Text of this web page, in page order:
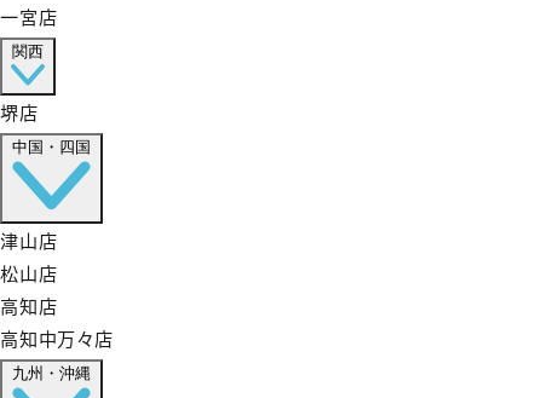
一宮店
関西
堺店
中国・四国
津山店
松山店
高知店
高知中万々店
九州・沖縄